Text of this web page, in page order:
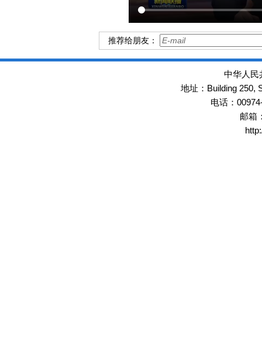
推荐给朋友：
中华人民
地址： Building 250,
电话：
邮箱